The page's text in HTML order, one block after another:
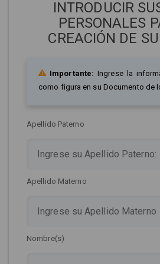
INTRODUCIR
PERSONALES
CREACIÓN DE
Importante: Ingrese la
como figura en su Documento de
Apellido Paterno
Apellido Materno
Nombre(s)